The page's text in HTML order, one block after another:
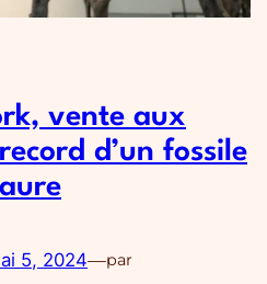
vente aux
d’un fossile
5, 2024—par